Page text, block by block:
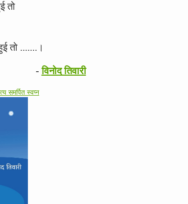
तो
तो .......।
-विनोद तिवारी
समर्पित स्वप्न